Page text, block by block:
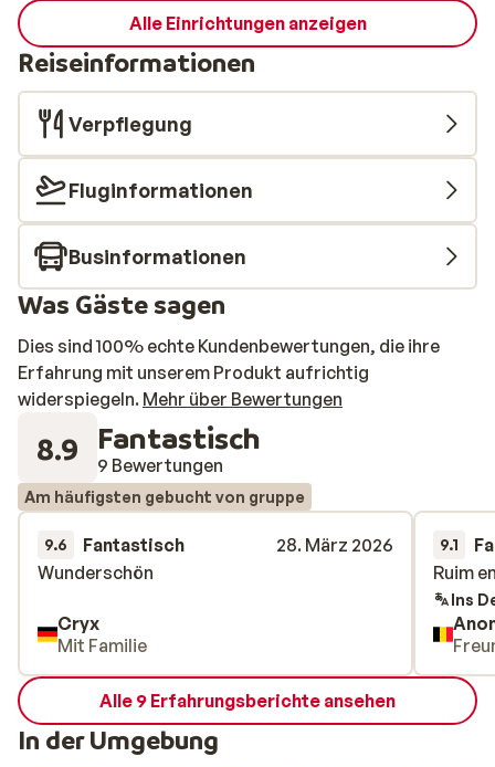
Alle Einrichtungen anzeigen
Reiseinformationen
Verpflegung
Fluginformationen
Businformationen
Was Gäste sagen
Dies sind 100% echte Kundenbewertungen, die ihre
Erfahrung mit unserem Produkt aufrichtig
widerspiegeln. Mehr über Bewertungen
8.9 Fantastisch
9 Bewertungen
Am häufigsten gebucht von gruppe
9.6 Fantastisch
28. März 2026
Wunderschön
Wunderschön
Cryx
Mit Familie
9.1
Ruim
Ruim
Ins
Alle 9 Erfahrungsberichte ansehen
In der Umgebung